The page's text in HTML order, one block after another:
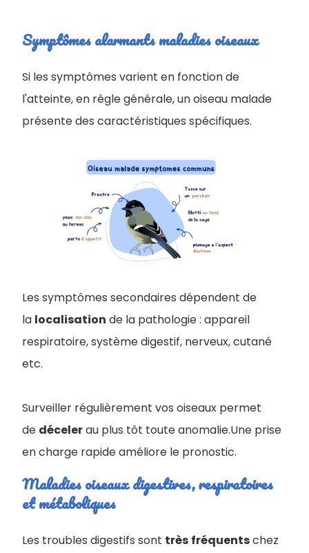
Symptômes alarmants maladies oiseaux
Si les symptômes varient en fonction de
l'atteinte, en règle générale, un oiseau malade
présente des caractéristiques spécifiques.
Les symptômes secondaires dépendent de
la localisation de la pathologie : appareil
respiratoire, système digestif, nerveux, cutané
etc.
Surveiller régulièrement vos oiseaux permet
de décelerau plus tôt toute anomalie.Une prise
en charge rapide améliore le pronostic.
Maladies oiseaux digestives, respiratoires
et métaboliques
Les troubles digestifs sont très fréquentschez